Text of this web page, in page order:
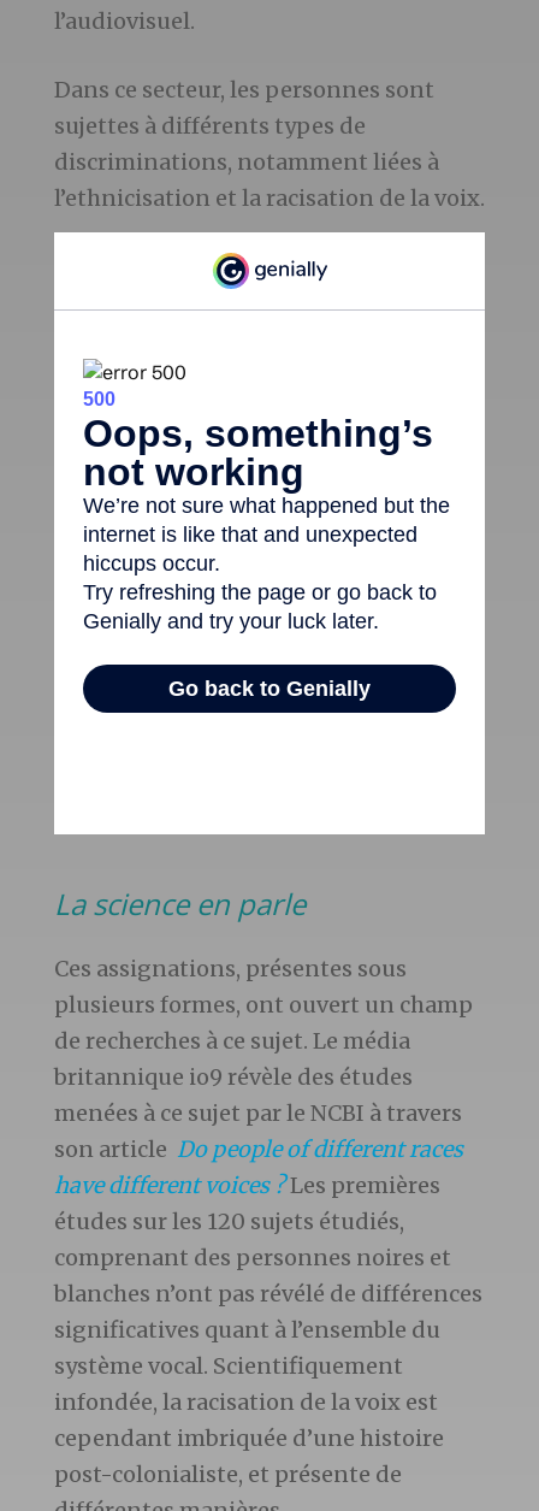
l’audiovisuel.
Dans ce secteur, les personnes sont
sujettes à différents types de
discriminations, notamment liées à
l’ethnicisation et la racisation de la voix.
La science en parle
Ces assignations, présentes sous
plusieurs formes, ont ouvert un champ
de recherches à ce sujet. Le média
britannique io9 révèle des études
menées à ce sujet par le NCBI à travers
son article Do people of different races
have different voices ?Les premières
études sur les 120 sujets étudiés,
comprenant des personnes noires et
blanches n’ont pas révélé de différences
significatives quant à l’ensemble du
système vocal. Scientifiquement
infondée, la racisation de la voix est
cependant imbriquée d’une histoire
post-colonialiste, et présente de